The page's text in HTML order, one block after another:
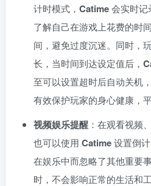
计时模式， Catime会实时记
了解自己在游戏上花费的时
间，避免过度沉迷。同时，
长，当时间到达设定值后，
至可以设置超时后自动关机
有效保护玩家的身心健康，
视频娱乐提醒 ：在观看视频
也可以使用 Catime设置倒
在娱乐中而忽略了其他重要
时，不会影响正常的生活和工